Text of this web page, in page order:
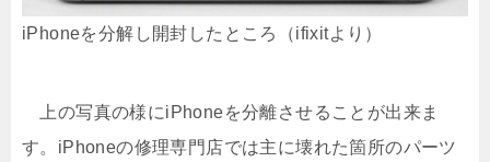
iPhoneを分解し開封したところ（ifixitより）
上の写真の様にiPhoneを分離させることが出来ま
す。iPhoneの修理専門店では主に壊れた箇所のパーツ